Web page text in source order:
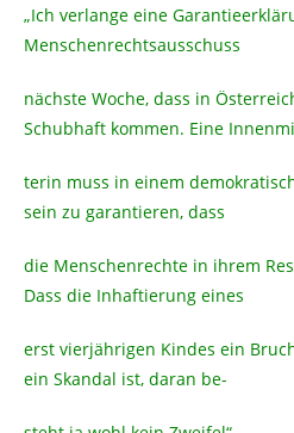
„Ich verlange eine
Menschenrechtsausschuss
nächste Woche, dass in
Schubhaft kommen. Eine
terin muss in einem
sein zu garantieren, dass
die Menschenrechte in ihrem
Dass die Inhaftierung eines
erst vierjährigen Kindes ein
ein Skandal ist, daran be-